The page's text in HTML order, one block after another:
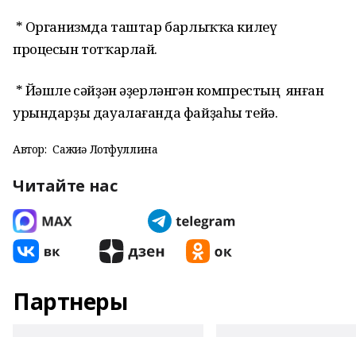
* Организмда таштар барлыҡҡа килеү
процесын тотҡарлай.
* Йәшле сәйҙән әҙерләнгән компрестың янған
урындарҙы дауалағанда файҙаһы тейә.
Автор: Сажиҙә Лотфуллина
Читайте нас
Партнеры